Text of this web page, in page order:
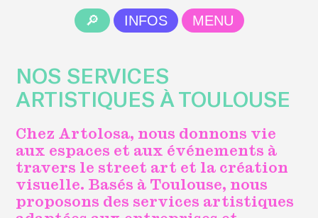
🔎︎ INFOS MENU
NOS SERVICES
ARTISTIQUES À TOULOUSE
Chez Artolosa, nous donnons vie
aux espaces et aux événements à
travers le street art et la création
visuelle. Basés à Toulouse, nous
proposons des services artistiques